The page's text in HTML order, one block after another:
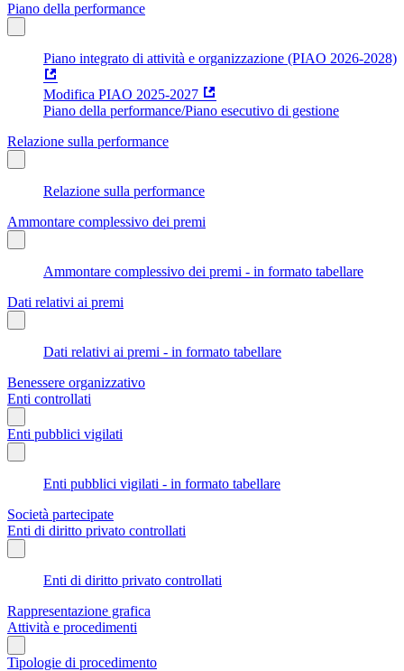
Piano della performance
Piano integrato di attività e organizzazione (PIAO 2026-2028)
Modifica PIAO 2025-2027
Piano della performance/Piano esecutivo di gestione
Relazione sulla performance
Relazione sulla performance
Ammontare complessivo dei premi
Ammontare complessivo dei premi - in formato tabellare
Dati relativi ai premi
Dati relativi ai premi - in formato tabellare
Benessere organizzativo
Enti controllati
Enti pubblici vigilati
Enti pubblici vigilati - in formato tabellare
Società partecipate
Enti di diritto privato controllati
Enti di diritto privato controllati
Rappresentazione grafica
Attività e procedimenti
Tipologie di procedimento